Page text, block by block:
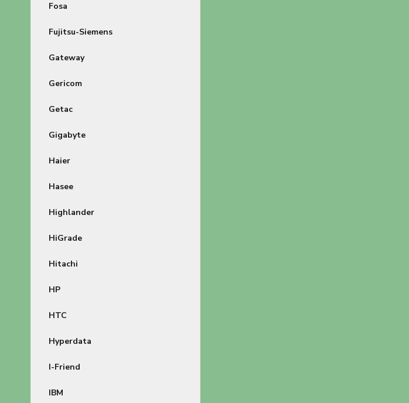
Fosa
Fujitsu-Siemens
Gateway
Gericom
Getac
Gigabyte
Haier
Hasee
Highlander
HiGrade
Hitachi
HP
HTC
Hyperdata
I-Friend
IBM